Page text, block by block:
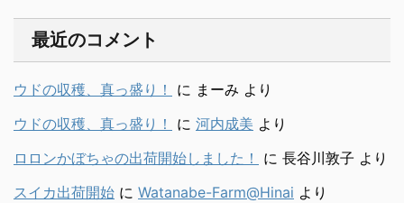
最近のコメント
ウドの収穫、真っ盛り！ に まーみ より
ウドの収穫、真っ盛り！
に 河内成美 より
ロロンかぼちゃの出荷開始しました！
に 長谷川敦子 より
スイカ出荷開始 に Watanabe-Farm@Hinai より